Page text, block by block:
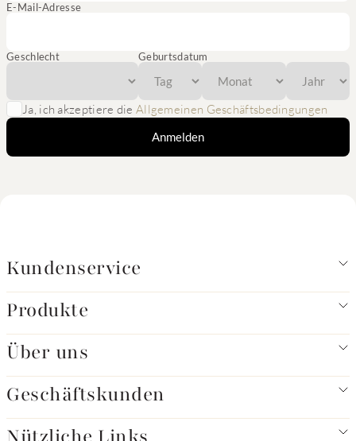
E-Mail-Adresse
Geschlecht Geburtsdatum
Ja, ich akzeptiere die Allgemeinen Geschäftsbedingungen
Anmelden
Kundenservice
Produkte
Über uns
Geschäftskunden